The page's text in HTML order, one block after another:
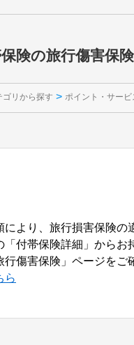
険の旅行傷害保
ゴリから探す > ポイント・サー
により、旅行損害保険の
「付帯保険詳細」からお
傷害保険」ページをご
ら